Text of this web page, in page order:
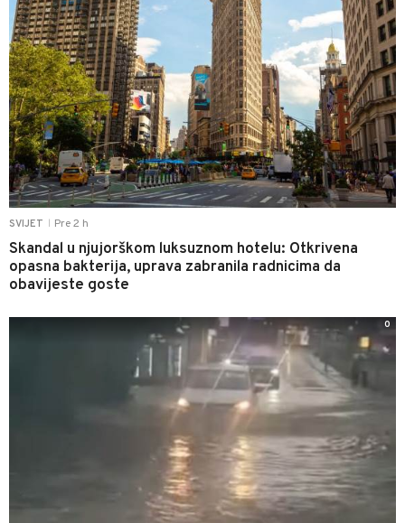
SVIJET Pre 2 h
Skandal u njujorškom luksuznom hotelu: Otkrivena
opasna bakterija, uprava zabranila radnicima da
obavijeste goste
0